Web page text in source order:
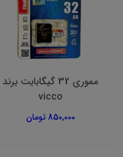
مموری 32 گیگابایت برند
vicco
850,000 تومان